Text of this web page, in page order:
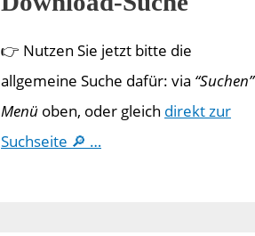
👉 Nutzen Sie jetzt bitte die
allgemeine Suche dafür: via “Suchen”
Menü oben, oder gleich direkt zur
Suchseite 🔎 …